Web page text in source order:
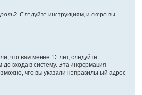
. Следуйте инструкциям, и скоро вы
что вам менее 13 лет, следуйте
до входа в систему. Эта информация
что вы указали неправильный адрес